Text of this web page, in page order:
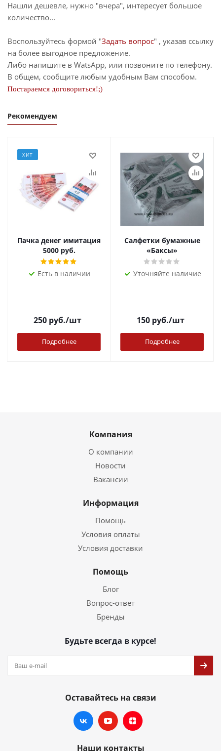
Нашли дешевле, нужно "вчера", интересует большое
количество...
Воспользуйтесь формой "Задать вопрос" , указав ссылку
на более выгодное предложение.
Либо напишите в WatsApp, или позвоните по телефону.
В общем, сообщите любым удобным Вам способом.
Постараемся договориться!;)
Рекомендуем
ХИТ
Пачка денег имитация
5000 руб.
Есть в наличии
250руб./шт
Подробнее
Салфетки бумажные
«Баксы»
Уточняйте наличие
150руб./шт
Подробнее
Компания
О компании
Новости
Вакансии
Информация
Помощь
Условия оплаты
Условия доставки
Помощь
Блог
Вопрос-ответ
Бренды
Будьте всегда в курсе!
Оставайтесь на связи
Наши контакты